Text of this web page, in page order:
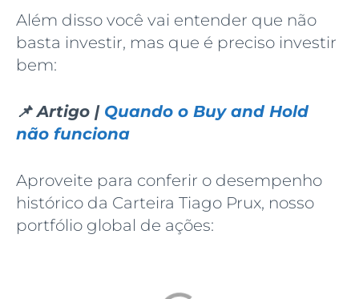
Além disso você vai entender que não
basta investir, mas que é preciso investir
bem:
📌 Artigo | Quando o Buy and Hold
não funciona
Aproveite para conferir o desempenho
histórico da Carteira Tiago Prux, nosso
portfólio global de ações: